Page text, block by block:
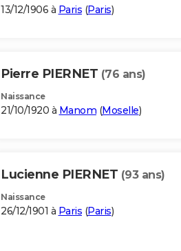
13/12/1906 à Paris (Paris)
Pierre PIERNET (76 ans)
Naissance
21/10/1920 à Manom (Moselle)
Lucienne PIERNET (93 ans)
Naissance
26/12/1901 à Paris (Paris)